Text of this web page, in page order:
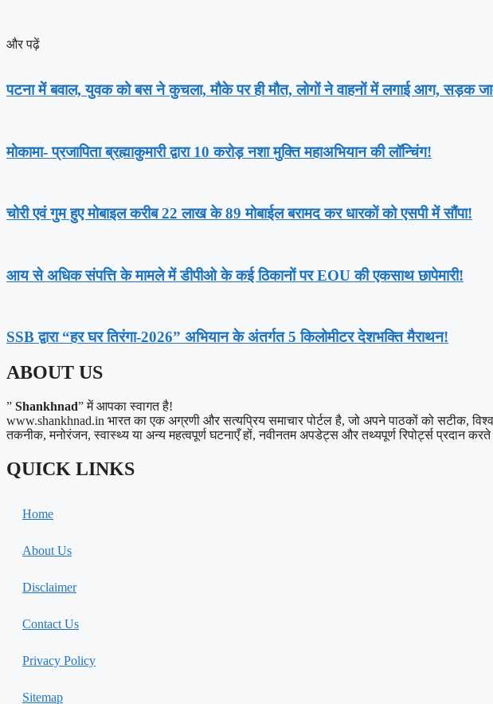
और पढ़ें
पटना में बवाल, युवक को बस ने कुचला, मौके पर ही मौत, लोगों ने वाहनों में लगाई आग, सड़क
मोकामा- प्रजापिता ब्रह्माकुमारी द्वारा 10 करोड़ नशा मुक्ति महाअभियान की लॉन्चिंग!
चोरी एवं गुम हुए मोबाइल करीब 22 लाख के 89 मोबाईल बरामद कर धारकों को एसपी में सौंपा!
आय से अधिक संपत्ति के मामले में डीपीओ के कई ठिकानों पर EOU की एकसाथ छापेमारी!
SSB द्वारा “हर घर तिरंगा-2026” अभियान के अंतर्गत 5 किलोमीटर देशभक्ति मैराथन!
ABOUT US
” Shankhnad” में आपका स्वागत है!
www.shankhnad.in भारत का एक अग्रणी और सत्यप्रिय समाचार पोर्टल है, जो अपने पाठकों को सटीक,
तकनीक, मनोरंजन, स्वास्थ्य या अन्य महत्वपूर्ण घटनाएँ हों, नवीनतम अपडेट्स और तथ्यपूर्ण रिपोर्ट्स प्रदान करते
QUICK LINKS
Home
About Us
Disclaimer
Contact Us
Privacy Policy
Sitemap